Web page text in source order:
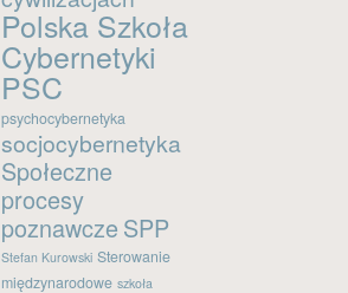
Polska Szkoła
Cybernetyki
PSC
psychocybernetyka
socjocybernetyka
Społeczne
procesy
poznawcze SPP
Stefan Kurowski Sterowanie
międzynarodowe szkoła